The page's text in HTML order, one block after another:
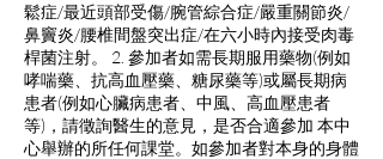
鬆症/最近頭部受傷/腕管綜合症/嚴重關節炎/
鼻竇炎/腰椎間盤突出症/在六小時內接受肉毒
桿菌注射。 2. 參加者如需長期服用藥物(例如
哮喘藥、抗高血壓藥、糖尿藥等)或屬長期病
患者(例如心臟病患者、中風、高血壓患者
等)，請徵詢醫生的意見，是否合適參加 本中
心舉辦的所任何課堂。如參加者對本身的身體